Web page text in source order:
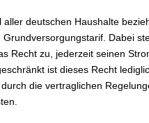
aller deutschen Haushalte
Grundversorgungstarif. Dabei
Recht zu, jederzeit seinen
ist dieses Recht
die vertraglichen